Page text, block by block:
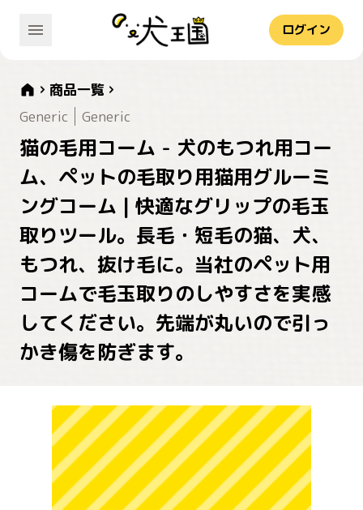
ログイン
商品一覧
Generic
Generic
猫の毛用コーム - 犬のもつれ用コー
ム、ペットの毛取り用猫用グルーミ
ングコーム | 快適なグリップの毛玉
取りツール。長毛・短毛の猫、犬、
もつれ、抜け毛に。当社のペット用
コームで毛玉取りのしやすさを実感
してください。先端が丸いので引っ
かき傷を防ぎます。